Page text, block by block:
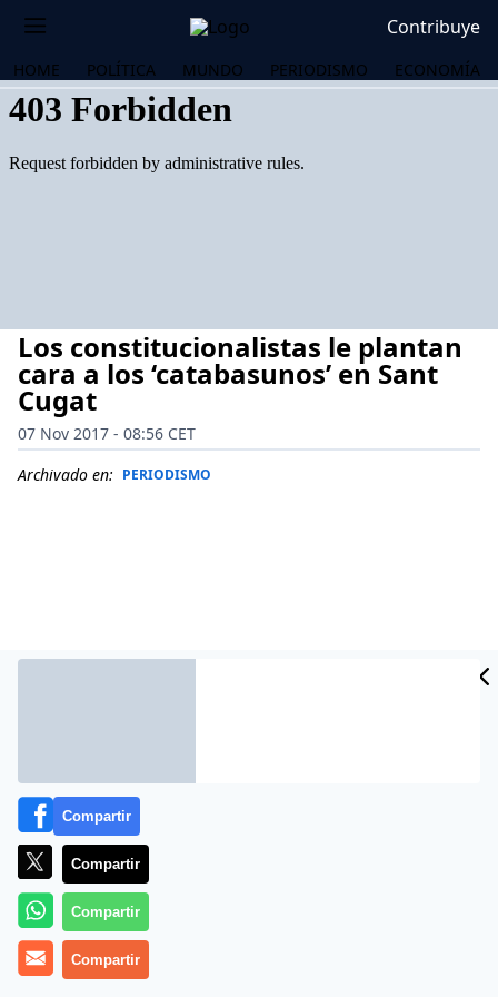
Contribuye
HOME POLÍTICA MUNDO PERIODISMO ECONOMÍA
Los constitucionalistas le plantan
cara a los ‘catabasunos’ en Sant
Cugat
07 Nov 2017 - 08:56 CET
Archivado en: PERIODISMO
Compartir
Compartir
Compartir
Compartir